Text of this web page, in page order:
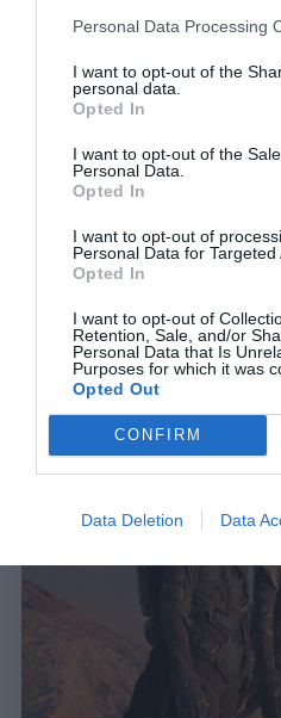
Personal Data Processing
I want to opt-out of the
personal data.
Opted In
I want to opt-out of the
Personal Data.
Opted In
I want to opt-out of
Personal Data for Targeted
Opted In
I want to opt-out of
Retention, Sale, and/or
Personal Data that Is
Purposes for which it was
Opted Out
CONFIRM
Data Deletion Data
Έπος σε αναμονή:
πανδημίας